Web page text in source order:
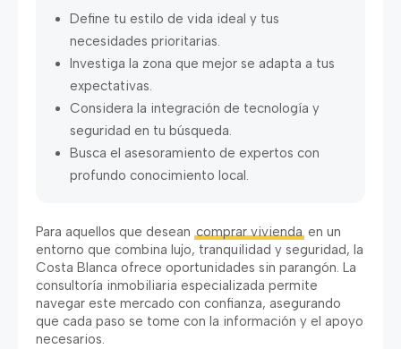
Define tu estilo de vida ideal y tus
necesidades prioritarias.
Investiga la zona que mejor se adapta a tus
expectativas.
Considera la integración de tecnología y
seguridad en tu búsqueda.
Busca el asesoramiento de expertos con
profundo conocimiento local.
Para aquellos que desean comprar viviendaen un
entorno que combina lujo, tranquilidad y seguridad, la
Costa Blanca ofrece oportunidades sin parangón. La
consultoría inmobiliaria especializada permite
navegar este mercado con confianza, asegurando
que cada paso se tome con la información y el apoyo
necesarios.